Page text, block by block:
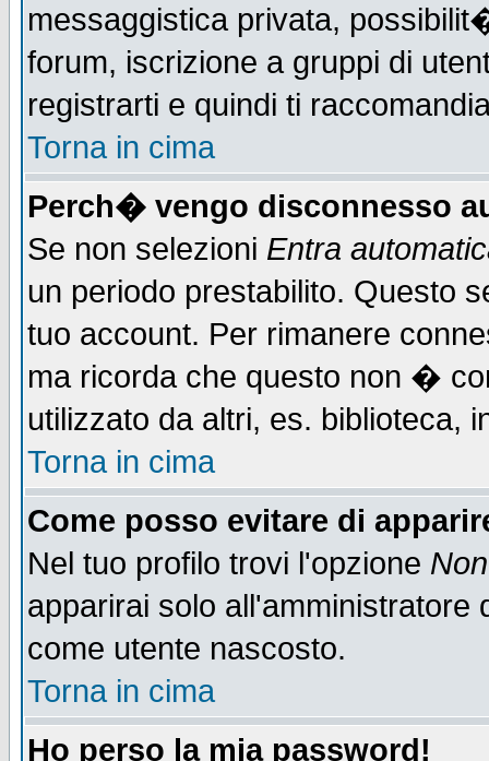
messaggistica privata,
forum, iscrizione a gruppi di
registrarti e quindi ti
Torna in cima
Perch� vengo disconnesso
Se non selezioni Entra
un periodo prestabilito. Questo
tuo account. Per rimanere
ma ricorda che questo non �
utilizzato da altri, es.
Torna in cima
Come posso evitare di
Nel tuo profilo trovi l'opzione
apparirai solo all'amministratore
come utente nascosto.
Torna in cima
Ho perso la mia password!